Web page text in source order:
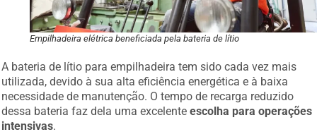
Empilhadeira elétrica beneficiada pela bateria de lítio
A bateria de lítio para empilhadeira tem sido cada vez mais
utilizada, devido à sua alta eficiência energética e à baixa
necessidade de manutenção. O tempo de recarga reduzido
dessa bateria faz dela uma excelenteescolha para operações
intensivas